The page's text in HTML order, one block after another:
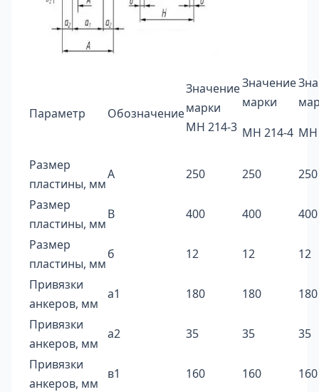
Параметр Обозначение
Значение
марки
МН 214-3
Значение
марки
МН 214-4 МН
Размер
пластины, мм
А 250 250
250
Размер
пластины, мм
В 400 400
400
Размер
пластины, мм
б 12 12
12
Привязки
анкеров, мм
а1 180 180
180
Привязки
анкеров, мм
а2 35 35
35
Привязки
анкеров, мм
в1 160 160
160